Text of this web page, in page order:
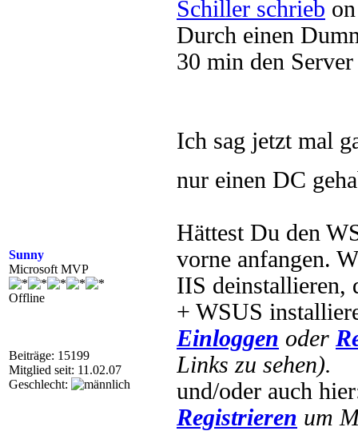
Sunny
Microsoft MVP
Offline
Beiträge: 15199
Mitglied seit: 11.02.07
Geschlecht:
Schiller schrieb
Durch einen
30 min den
Ich sag jetzt mal
nur einen DC
Hättest Du den
vorne anfangen.
IIS deinstallieren,
+ WSUS
Einloggen oder
Links zu sehen).
und/oder auch
Registrieren um